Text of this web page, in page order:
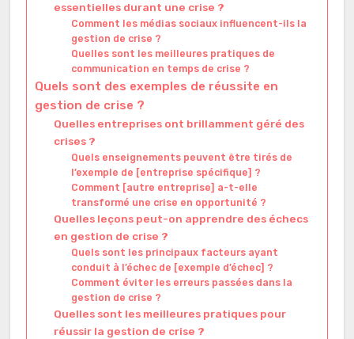
essentielles durant une crise ?
Comment les médias sociaux influencent-ils la
gestion de crise ?
Quelles sont les meilleures pratiques de
communication en temps de crise ?
Quels sont des exemples de réussite en
gestion de crise ?
Quelles entreprises ont brillamment géré des
crises ?
Quels enseignements peuvent être tirés de
l’exemple de [entreprise spécifique] ?
Comment [autre entreprise] a-t-elle
transformé une crise en opportunité ?
Quelles leçons peut-on apprendre des échecs
en gestion de crise ?
Quels sont les principaux facteurs ayant
conduit à l’échec de [exemple d’échec] ?
Comment éviter les erreurs passées dans la
gestion de crise ?
Quelles sont les meilleures pratiques pour
réussir la gestion de crise ?